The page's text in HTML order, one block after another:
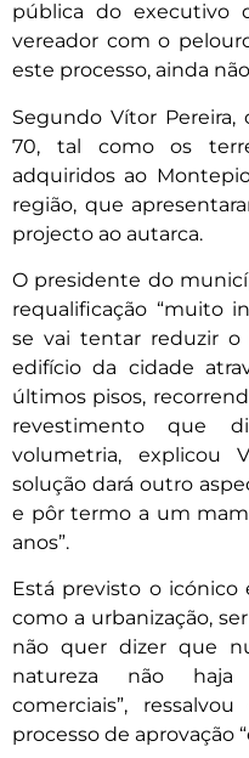
pública do executivo
vereador com o
este processo, ainda
Segundo Vítor
70, tal como os
adquiridos ao
região, que
projecto ao autarca.
O presidente do
requalificação “muito
se vai tentar reduzir
edifício da cidade
últimos pisos,
revestimento que
volumetria, explicou
solução dará outro
e pôr termo a um
anos”.
Está previsto o icónico
como a urbanização,
não quer dizer que
natureza não haja
comerciais”,
processo de aprovação